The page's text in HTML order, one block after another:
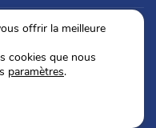
réservés.
offrir la meilleure
cookies que nous
paramètres.